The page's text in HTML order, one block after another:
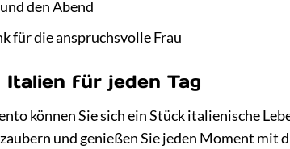
den Abend
für die anspruchsvolle Frau
Italien für jeden Tag
können Sie sich ein Stück italienische
und genießen Sie jeden Moment